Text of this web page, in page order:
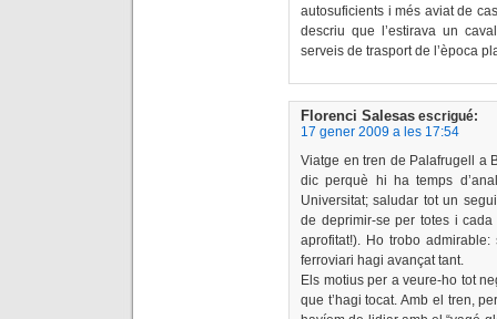
autosuficients i més aviat de
descriu que l’estirava un
serveis de trasport de l’època
Florenci Salesas escrigué:
17 gener 2009 a les 17:54
Viatge en tren de Palafrugell a
dic perquè hi ha temps
Universitat; saludar tot un
de deprimir-se per totes i
aprofitat!). Ho trobo
ferroviari hagi avançat tant.
Els motius per a veure-ho tot
que t’hagi tocat. Amb el tren,